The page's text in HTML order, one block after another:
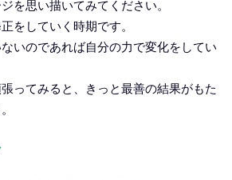
を思い描いてみてください。
をしていく時期です。
いのであれば自分の力で変化をしてい
ってみると、きっと最善の結果がもた